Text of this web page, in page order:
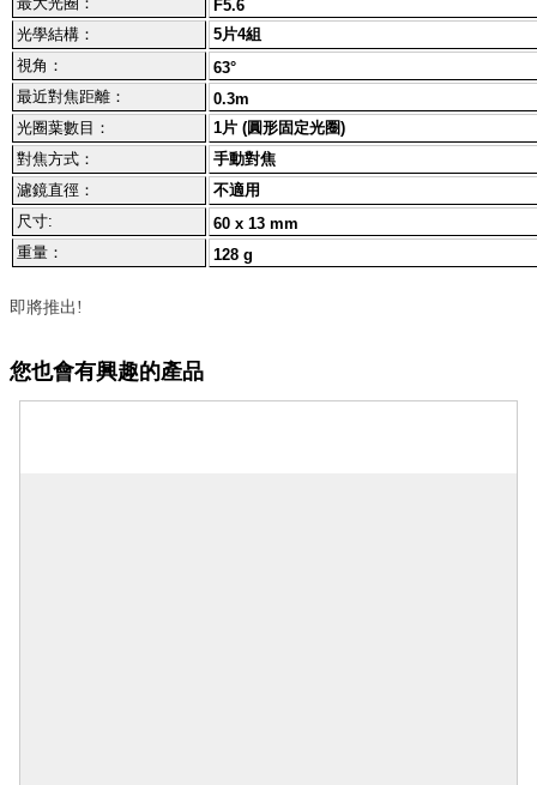
F5.6
光學結構：
5片4組
視角：
63°
最近對焦距離：
0.3m
光圈葉數目：
1片 (圓形固定光圈)
對焦方式：
手動對焦
濾鏡直徑：
不適用
尺寸:
60 x 13 mm
重量：
128 g
即將推出!
您也會有興趣的產品